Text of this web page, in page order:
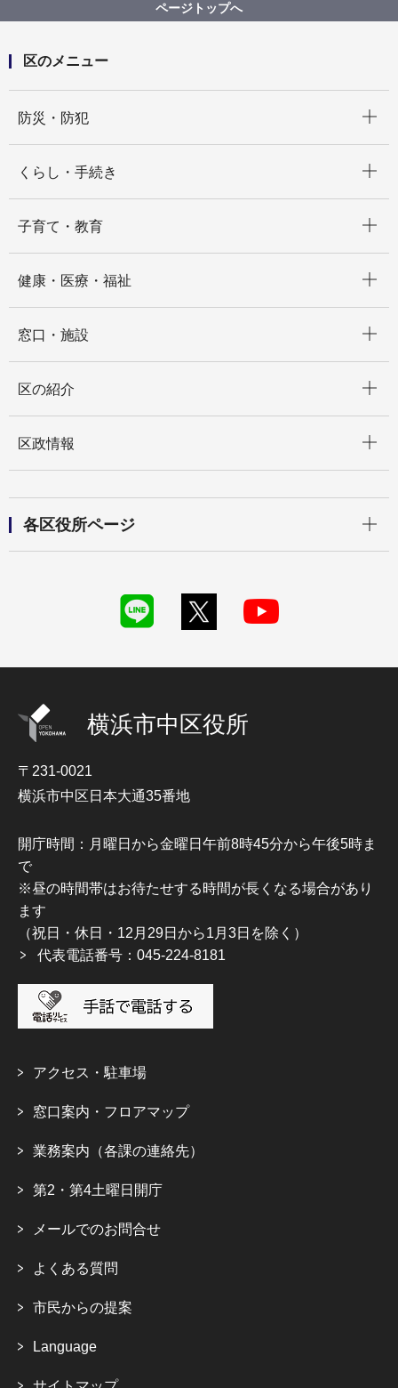
ページトップへ
区のメニュー
防災・防犯
くらし・手続き
子育て・教育
健康・医療・福祉
窓口・施設
区の紹介
区政情報
各区役所ページ
横浜市中区役所
〒231-0021
横浜市中区日本大通35番地
開庁時間：月曜日から金曜日午前8時45分から午後5時ま
で
※昼の時間帯はお待たせする時間が長くなる場合があり
ます
（祝日・休日・12月29日から1月3日を除く）
代表電話番号：045-224-8181
アクセス・駐車場
窓口案内・フロアマップ
業務案内（各課の連絡先）
第2・第4土曜日開庁
メールでのお問合せ
よくある質問
市民からの提案
Language